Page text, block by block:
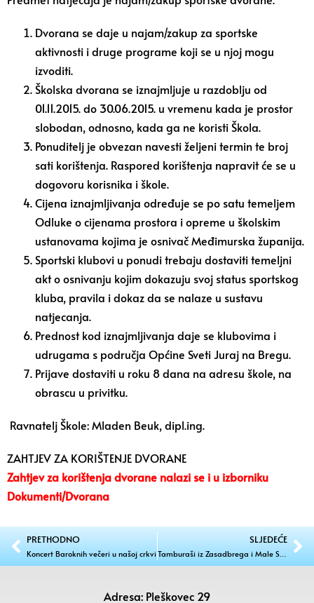
Dvorana se daje u najam/zakup za sportske
aktivnosti i druge programe koji se u njoj mogu
izvoditi.
Školska dvorana se iznajmljuje u razdoblju od
01.11.2015. do 30.06.2015. u vremenu kada je prostor
slobodan, odnosno, kada ga ne koristi Škola.
Ponuditelj je obvezan navesti željeni termin te broj
sati korištenja. Raspored korištenja napravit će se u
dogovoru korisnika i škole.
Cijena iznajmljivanja određuje se po satu temeljem
Odluke o cijenama prostora i opreme u školskim
ustanovama kojima je osnivač Međimurska županija.
Sportski klubovi u ponudi trebaju dostaviti temeljni
akt o osnivanju kojim dokazuju svoj status sportskog
kluba, pravila i dokaz da se nalaze u sustavu
natjecanja.
Prednost kod iznajmljivanja daje se klubovima i
udrugama s područja Općine Sveti Juraj na Bregu.
Prijave dostaviti u roku 8 dana na adresu škole, na
obrascu u privitku.
Ravnatelj Škole: Mladen Beuk, dipl.ing.
ZAHTJEV ZA KORIŠTENJE DVORANE
Zahtjev za korištenja dvorane nalazi se i u izborniku
Dokumenti/Dvorana
PRETHODNO
Koncert Baroknih večeri u našoj crkvi
SLJEDEĆE
Tamburaši iz Zasadbrega i Male Subotice osvojili nagrade u Dugom Selu!
Adresa: Pleškovec 29